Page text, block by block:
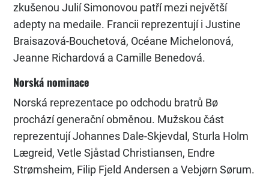
zkušenou Julií Simonovou patří mezi největší
adepty na medaile. Francii reprezentují i Justine
Braisazová-Bouchetová, Océane Michelonová,
Jeanne Richardová a Camille Benedová.
Norská nominace
Norská reprezentace po odchodu bratrů Bø
prochází generační obměnou. Mužskou část
reprezentují Johannes Dale-Skjevdal, Sturla Holm
Lægreid, Vetle Sjåstad Christiansen, Endre
Strømsheim, Filip Fjeld Andersen a Vebjørn Sørum.